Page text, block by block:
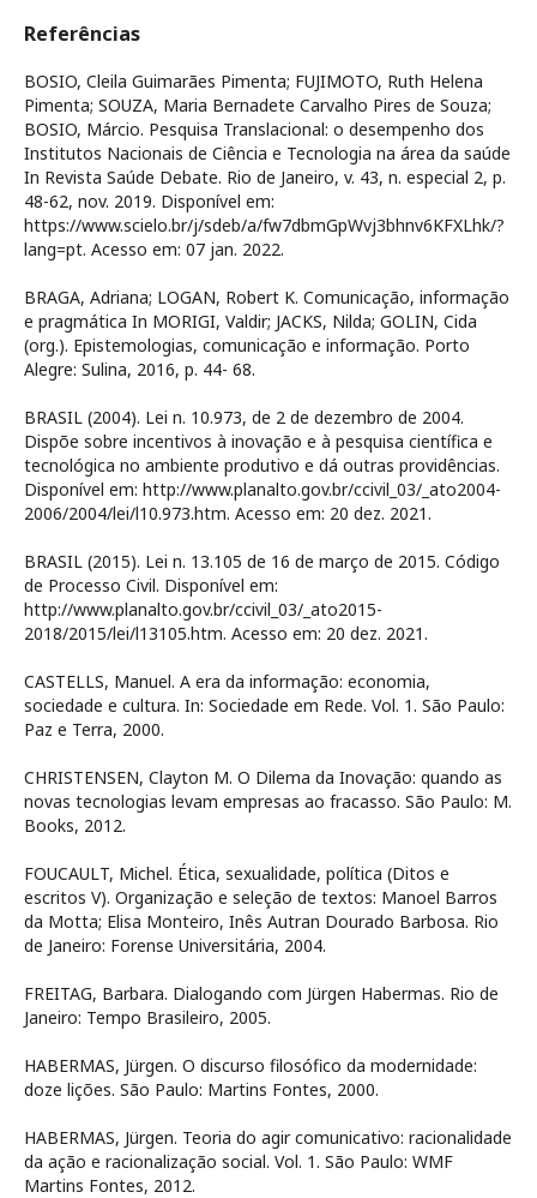
Referências
BOSIO, Cleila Guimarães Pimenta; FUJIMOTO, Ruth Helena
Pimenta; SOUZA, Maria Bernadete Carvalho Pires de Souza;
BOSIO, Márcio. Pesquisa Translacional: o desempenho dos
Institutos Nacionais de Ciência e Tecnologia na área da saúde
In Revista Saúde Debate. Rio de Janeiro, v. 43, n. especial 2, p.
48-62, nov. 2019. Disponível em:
https://www.scielo.br/j/sdeb/a/fw7dbmGpWvj3bhnv6KFXLhk/?
lang=pt. Acesso em: 07 jan. 2022.
BRAGA, Adriana; LOGAN, Robert K. Comunicação, informação
e pragmática In MORIGI, Valdir; JACKS, Nilda; GOLIN, Cida
(org.). Epistemologias, comunicação e informação. Porto
Alegre: Sulina, 2016, p. 44- 68.
BRASIL (2004). Lei n. 10.973, de 2 de dezembro de 2004.
Dispõe sobre incentivos à inovação e à pesquisa científica e
tecnológica no ambiente produtivo e dá outras providências.
Disponível em: http://www.planalto.gov.br/ccivil_03/_ato2004-
2006/2004/lei/l10.973.htm. Acesso em: 20 dez. 2021.
BRASIL (2015). Lei n. 13.105 de 16 de março de 2015. Código
de Processo Civil. Disponível em:
http://www.planalto.gov.br/ccivil_03/_ato2015-
2018/2015/lei/l13105.htm. Acesso em: 20 dez. 2021.
CASTELLS, Manuel. A era da informação: economia,
sociedade e cultura. In: Sociedade em Rede. Vol. 1. São Paulo:
Paz e Terra, 2000.
CHRISTENSEN, Clayton M. O Dilema da Inovação: quando as
novas tecnologias levam empresas ao fracasso. São Paulo: M.
Books, 2012.
FOUCAULT, Michel. Ética, sexualidade, política (Ditos e
escritos V). Organização e seleção de textos: Manoel Barros
da Motta; Elisa Monteiro, Inês Autran Dourado Barbosa. Rio
de Janeiro: Forense Universitária, 2004.
FREITAG, Barbara. Dialogando com Jürgen Habermas. Rio de
Janeiro: Tempo Brasileiro, 2005.
HABERMAS, Jürgen. O discurso filosófico da modernidade:
doze lições. São Paulo: Martins Fontes, 2000.
HABERMAS, Jürgen. Teoria do agir comunicativo: racionalidade
da ação e racionalização social. Vol. 1. São Paulo: WMF
Martins Fontes, 2012.